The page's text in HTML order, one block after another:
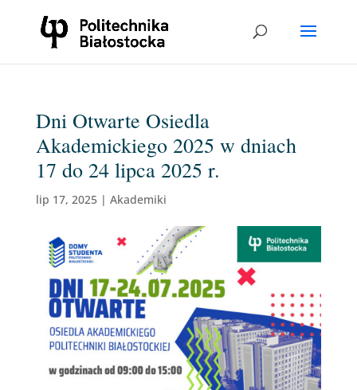
Dni Otwarte Osiedla
Akademickiego 2025 w dniach
17 do 24 lipca 2025 r.
lip 17, 2025| Akademiki